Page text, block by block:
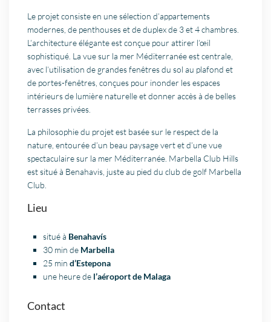
Le projet consiste en une sélection d’appartements
modernes, de penthouses et de duplex de 3 et 4 chambres.
L’architecture élégante est conçue pour attirer l’œil
sophistiqué. La vue sur la mer Méditerranée est centrale,
avec l’utilisation de grandes fenêtres du sol au plafond et
de portes-fenêtres, conçues pour inonder les espaces
intérieurs de lumière naturelle et donner accès à de belles
terrasses privées.
La philosophie du projet est basée sur le respect de la
nature, entourée d’un beau paysage vert et d’une vue
spectaculaire sur la mer Méditerranée. Marbella Club Hills
est situé à Benahavis, juste au pied du club de golf Marbella
Club.
Lieu
situé à Benahavís
30 min de Marbella
25 mind’Estepona
une heure de l’aéroport de Malaga
Contact